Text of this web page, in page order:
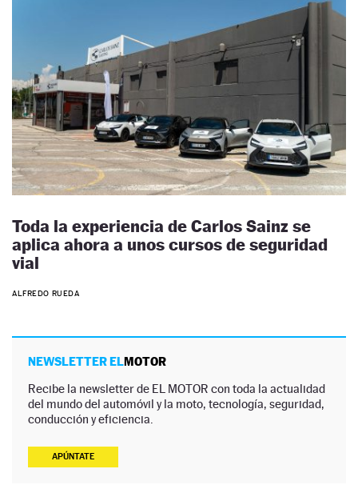
Toda la experiencia de Carlos Sainz se
aplica ahora a unos cursos de seguridad
vial
ALFREDO RUEDA
NEWSLETTER ELMOTOR
Recibe la newsletter de EL MOTOR con toda la actualidad
del mundo del automóvil y la moto, tecnología, seguridad,
conducción y eficiencia.
APÚNTATE